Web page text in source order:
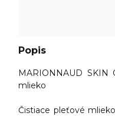
Popis
MARIONNAUD SKIN
mlieko
Čistiace pleťové mlieko